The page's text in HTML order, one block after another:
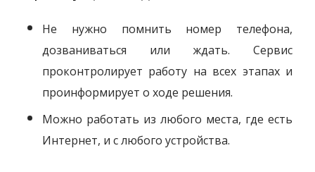
Не нужно помнить номер телефона,
дозваниваться или ждать. Сервис
проконтролирует работу на всех этапах и
проинформирует о ходе решения.
Можно работать из любого места, где есть
Интернет, и с любого устройства.